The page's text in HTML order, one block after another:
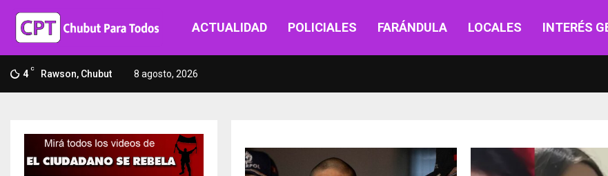
ACTUALIDAD POLICIALES FARÁNDULA LOCALES INTERÉS
4 C Rawson, Chubut 8 agosto, 2026